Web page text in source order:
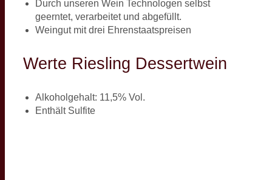
Durch unseren Wein Technologen selbst
geerntet, verarbeitet und abgefüllt.
Weingut mit drei Ehrenstaatspreisen
Werte Riesling Dessertwein
Alkoholgehalt: 11,5% Vol.
Enthält Sulfite